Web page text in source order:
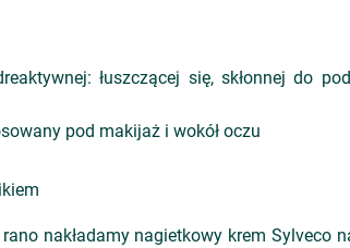
łuszczącej się, skłonnej do
pod makijaż i wokół oczu
nakładamy nagietkowy krem Sylveco